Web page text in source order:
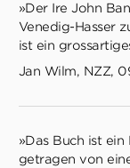
»Der Ire John
Venedig-Hasser
ist ein
Jan Wilm, NZZ,
»Das Buch ist
getragen von